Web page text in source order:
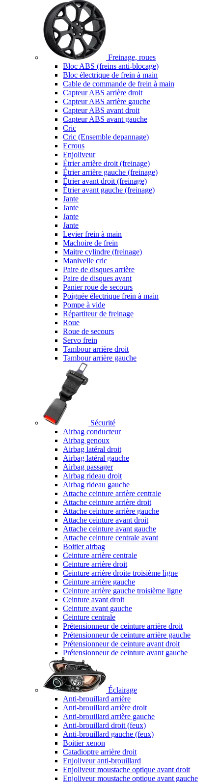
Freinage, roues
Bloc ABS (freins anti-blocage)
Bloc électrique de frein à main
Cable de commande de frein à main
Capteur ABS arrière droit
Capteur ABS arrière gauche
Capteur ABS avant droit
Capteur ABS avant gauche
Cric
Cric (Ensemble depannage)
Ecrous
Enjoliveur
Étrier arrière droit (freinage)
Étrier arrière gauche (freinage)
Étrier avant droit (freinage)
Étrier avant gauche (freinage)
Jante
Jante
Jante
Jante
Levier frein à main
Machoire de frein
Maitre cylindre (freinage)
Manivelle cric
Paire de disques arrière
Paire de disques avant
Panier roue de secours
Poignée électrique frein à main
Pompe à vide
Répartiteur de freinage
Roue
Roue de secours
Servo frein
Tambour arrière droit
Tambour arrière gauche
Sécurité
Airbag conducteur
Airbag genoux
Airbag latéral droit
Airbag latéral gauche
Airbag passager
Airbag rideau droit
Airbag rideau gauche
Attache ceinture arrière centrale
Attache ceinture arrière droit
Attache ceinture arrière gauche
Attache ceinture avant droit
Attache ceinture avant gauche
Attache ceinture centrale avant
Boitier airbag
Ceinture arrière centrale
Ceinture arrière droit
Ceinture arrière droite troisième ligne
Ceinture arrière gauche
Ceinture arrière gauche troisième ligne
Ceinture avant droit
Ceinture avant gauche
Ceinture centrale
Prétensionneur de ceinture arrière droit
Prétensionneur de ceinture arrière gauche
Prétensionneur de ceinture avant droit
Prétensionneur de ceinture avant gauche
Éclairage
Anti-brouillard arrière
Anti-brouillard arrière droit
Anti-brouillard arrière gauche
Anti-brouillard droit (feux)
Anti-brouillard gauche (feux)
Boitier xenon
Catadioptre arrière droit
Enjoliveur anti-brouillard
Enjoliveur moustache optique avant droit
Enjoliveur moustache optique avant gauche